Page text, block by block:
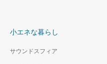
小エネな暮らし
サウンドスフィア